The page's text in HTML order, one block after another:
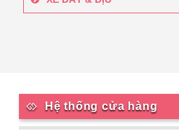
Hệ thống cửa hàng